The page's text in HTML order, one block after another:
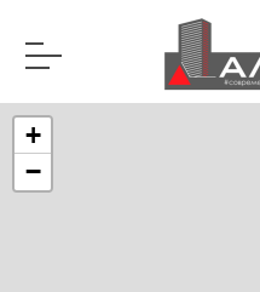
+
−